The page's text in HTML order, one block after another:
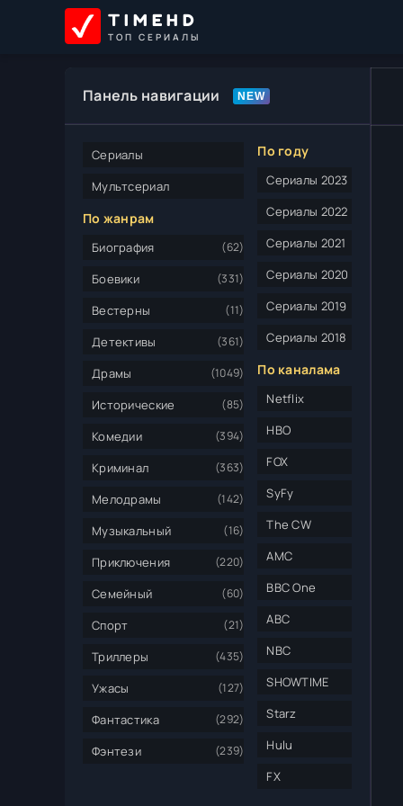
TIMEHD
ТОП СЕРИАЛЫ
Панель навигации
Сериалы
Мультсериал
По жанрам
Биография (62)
Боевики (331)
Вестерны (11)
Детективы (361)
Драмы (1049)
Исторические (85)
Комедии (394)
Криминал (363)
Мелодрамы (142)
Музыкальный (16)
Приключения (220)
Семейный (60)
Спорт (21)
Триллеры (435)
Ужасы (127)
Фантастика (292)
Фэнтези (239)
По году
Сериалы 2023
Сериалы 2022
Сериалы 2021
Сериалы 2020
Сериалы 2019
Сериалы 2018
По каналама
Netflix
HBO
FOX
SyFy
The CW
AMC
BBC One
ABC
NBC
SHOWTIME
Starz
Hulu
FX